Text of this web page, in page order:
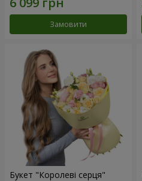
Замовити
Букет "Королеві серця"